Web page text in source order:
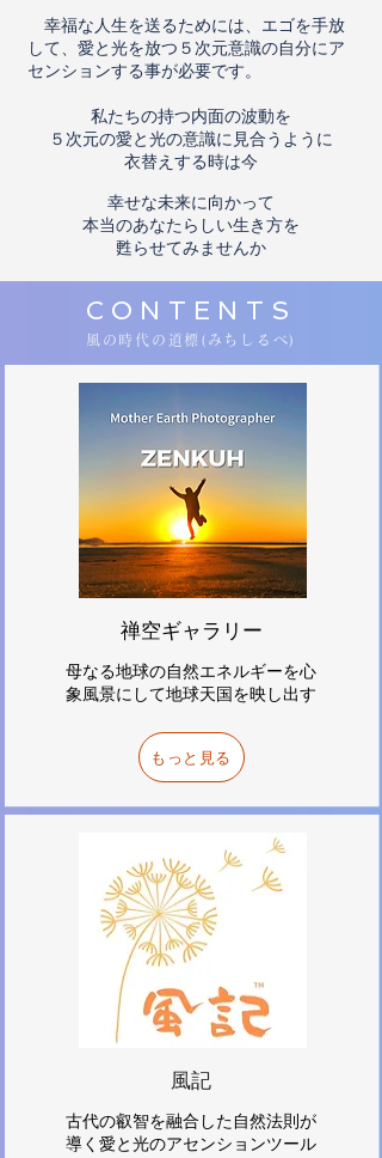
幸福な人生を送るためには、エゴを手放
して、愛と光を放つ５次元意識の自分にア
センションする事が必要です。
私たちの持つ内面の波動を
５次元の愛と光の意識に見合うように
衣替えする時は今
幸せな未来に向かって
本当のあなたらしい生き方を
甦らせてみませんか
CONTENTS
風の時代の道標(みちしるべ)
禅空ギャラリー
母なる地球の自然エネルギーを心
象風景にして地球天国を映し出す
もっと見る
​風記
古代の叡智を融合した自然法則が
導く愛と光のアセンションツール